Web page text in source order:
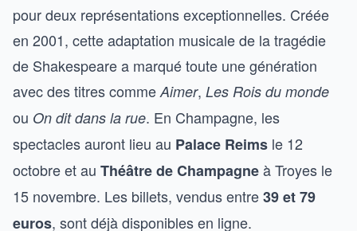
pour deux représentations exceptionnelles. Créée
en 2001, cette adaptation musicale de la tragédie
de Shakespeare a marqué toute une génération
avec des titres comme Aimer, Les Rois du monde
ou On dit dans la rue. En Champagne, les
spectacles auront lieu au Palace Reims le 12
octobre et au Théâtre de Champagneà Troyes le
15 novembre. Les billets, vendus entre39 et 79
euros, sont déjà disponibles en ligne.